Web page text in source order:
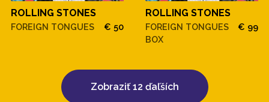
ROLLING STONES
FOREIGN TONGUES € 50
ROLLING STONES
FOREIGN TONGUES
BOX
€ 99
Zobraziť 12 ďaľších